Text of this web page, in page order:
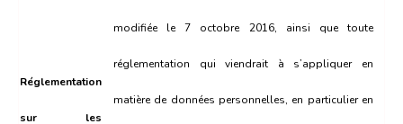
Réglementation
sur les
modifiée le 7 octobre 2016, ainsi que toute
réglementation qui viendrait à s’appliquer en
matière de données personnelles, en particulier en